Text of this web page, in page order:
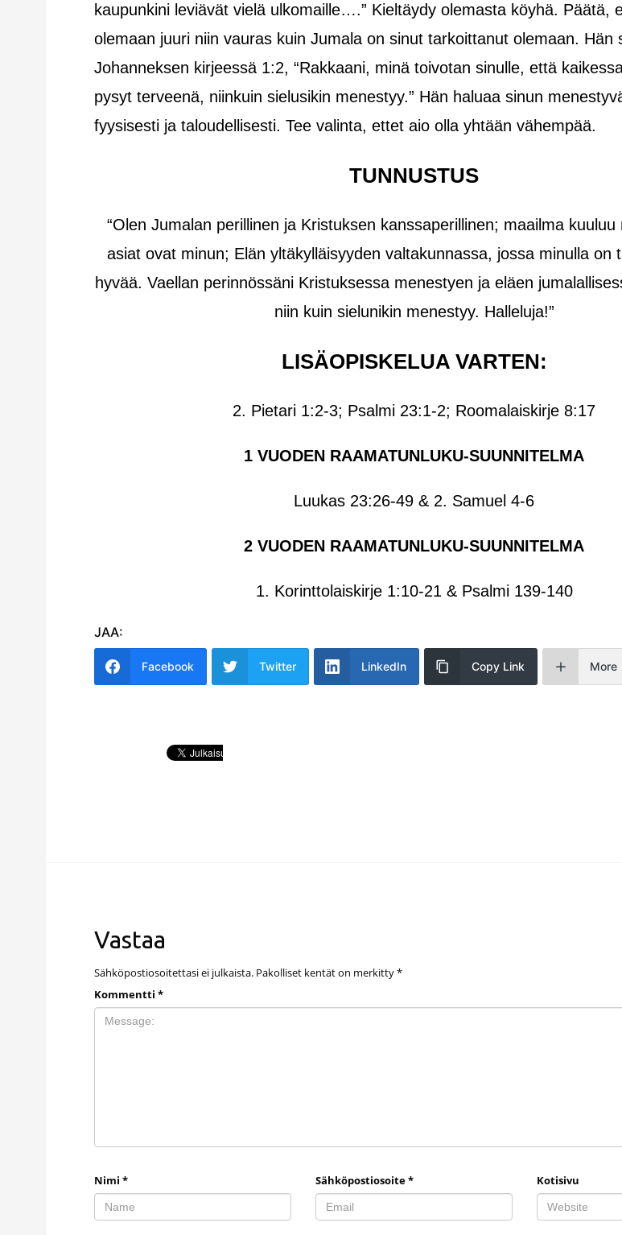
kaupunkini leviävät vielä ulkomaille….” Kieltäydy olemasta köyhä. Päätä,
olemaan juuri niin vauras kuin Jumala on sinut tarkoittanut olemaan. Hän
Johanneksen kirjeessä 1:2, “Rakkaani, minä toivotan sinulle, että
pysyt terveenä, niinkuin sielusikin menestyy.” Hän haluaa sinun
fyysisesti ja taloudellisesti. Tee valinta, ettet aio olla yhtään vähempää.
TUNNUSTUS
“Olen Jumalan perillinen ja Kristuksen kanssaperillinen; maailma kuuluu
asiat ovat minun; Elän yltäkylläisyyden valtakunnassa, jossa minulla on
hyvää. Vaellan perinnössäni Kristuksessa menestyen ja eläen
niin kuin sielunikin menestyy. Halleluja!”
LISÄOPISKELUA VARTEN:
2. Pietari 1:2-3; Psalmi 23:1-2; Roomalaiskirje 8:17
1 VUODEN RAAMATUNLUKU-SUUNNITELMA
Luukas 23:26-49 & 2. Samuel 4-6
2 VUODEN RAAMATUNLUKU-SUUNNITELMA
1. Korinttolaiskirje 1:10-21 & Psalmi 139-140
JAA:
Facebook Twitter LinkedIn Copy Link More
Vastaa
Sähköpostiosoitettasi ei julkaista. Pakolliset kentät on merkitty*
Kommentti *
Nimi * Sähköpostiosoite* Kotisivu